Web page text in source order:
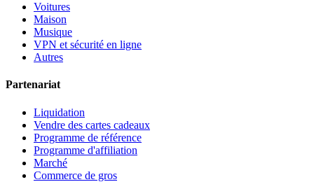
Voitures
Maison
Musique
VPN et sécurité en ligne
Autres
Partenariat
Liquidation
Vendre des cartes cadeaux
Programme de référence
Programme d'affiliation
Marché
Commerce de gros